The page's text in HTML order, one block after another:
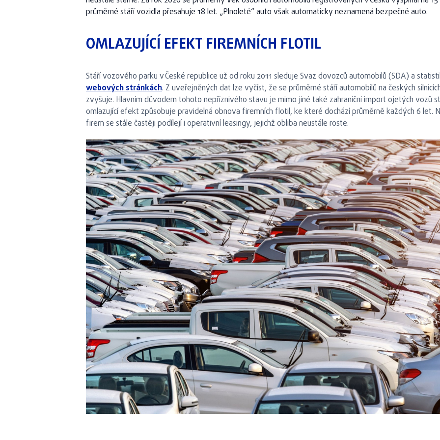
průměrné stáří vozidla přesahuje 18 let. „Plnoleté“ auto však automaticky neznamená bezpečné auto.
OMLAZUJÍCÍ EFEKT FIREMNÍCH FLOTIL
Stáří vozového parku v České republice už od roku 2011 sleduje Svaz dovozců automobilů (SDA) a
webových stránkách. Z uveřejněných dat lze vyčíst, že se průměrné stáří automobilů na českých
zvyšuje. Hlavním důvodem tohoto nepříznivého stavu je mimo jiné také zahraniční import ojetých vozů
omlazující efekt způsobuje pravidelná obnova firemních flotil, ke které dochází průměrně každých 6 let.
firem se stále častěji podílejí i operativní leasingy, jejichž obliba neustále roste.